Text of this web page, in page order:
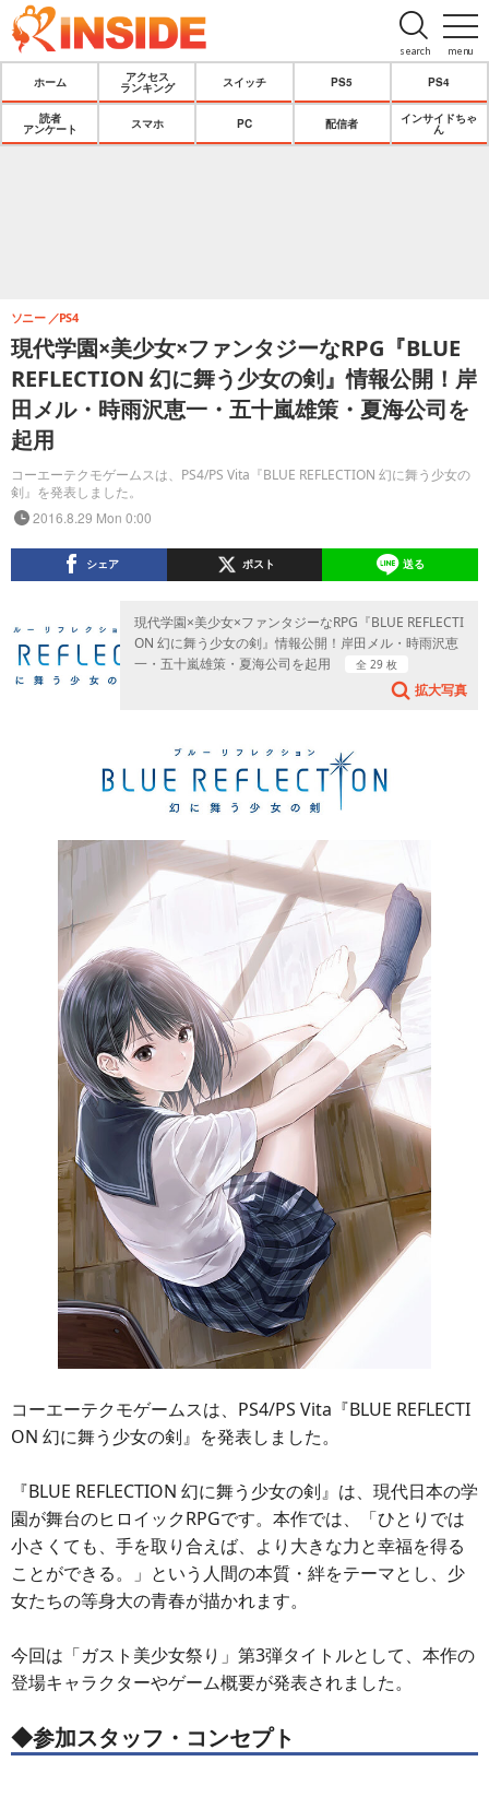
menu
search
ホーム
アクセス
ランキング
スイッチ PS5 PS4
読者
アンケート
スマホ PC 配信者
インサイドちゃ
ん
現代学園×美少女×ファンタジーなRPG『BLUE
REFLECTION 幻に舞う少女の剣』情報公開！岸
田メル・時雨沢恵一・五十嵐雄策・夏海公司を
起用
コーエーテクモゲームスは、PS4/PS Vita『BLUE REFLECTION 幻に舞う少女の
剣』を発表しました。
ソニー PS4
2016.8.29 Mon 0:00
シェア ポスト 送る
現代学園×美少女×ファンタジーなRPG『BLUE REFLECTI
ON 幻に舞う少女の剣』情報公開！岸田メル・時雨沢恵
一・五十嵐雄策・夏海公司を起用
全 29 枚
拡大写真
コーエーテクモゲームスは、PS4/PS Vita『BLUE REFLECTI
ON 幻に舞う少女の剣』を発表しました。
『BLUE REFLECTION 幻に舞う少女の剣』は、現代日本の学
園が舞台のヒロイックRPGです。本作では、「ひとりでは
小さくても、手を取り合えば、より大きな力と幸福を得る
ことができる。」という人間の本質・絆をテーマとし、少
女たちの等身大の青春が描かれます。
今回は「ガスト美少女祭り」第3弾タイトルとして、本作の
登場キャラクターやゲーム概要が発表されました。
◆参加スタッフ・コンセプト